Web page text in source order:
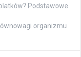
Podstawowe
organizmu